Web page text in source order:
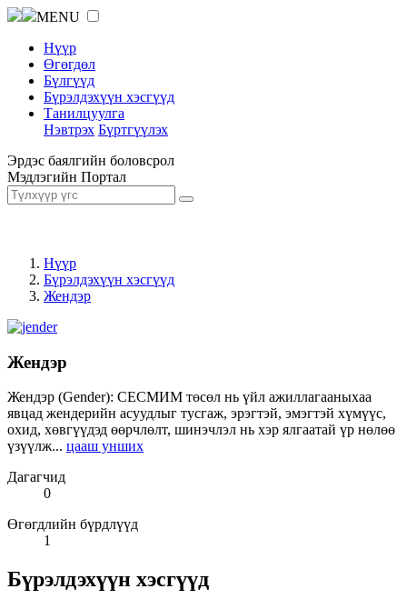
MENU
Нүүр
Өгөгдөл
Бүлгүүд
Бүрэлдэхүүн хэсгүүд
Танилцуулга
Нэвтрэх Бүртгүүлэх
Эрдэс баялгийн боловсрол
Мэдлэгийн Портал
Нүүр
Бүрэлдэхүүн хэсгүүд
Жендэр
Жендэр
Жендэр (Gender): СЕСМИМ төсөл нь үйл ажиллагааныхаа
явцад жендерийн асуудлыг тусгаж, эрэгтэй, эмэгтэй хүмүүс,
охид, хөвгүүдэд өөрчлөлт, шинэчлэл нь хэр ялгаатай үр нөлөө
үзүүлж... цааш унших
Дагагчид
0
Өгөгдлийн бүрдлүүд
1
Бүрэлдэхүүн хэсгүүд